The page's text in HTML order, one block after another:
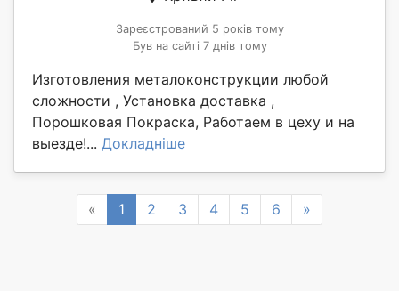
Зареєстрований 5 років тому
Був на сайті 7 днів тому
Изготовления металоконструкции любой
сложности , Установка доставка ,
Порошковая Покраска, Работаем в цеху и на
выезде!... Докладніше
« Previous
1 2 3 4 5 6 »